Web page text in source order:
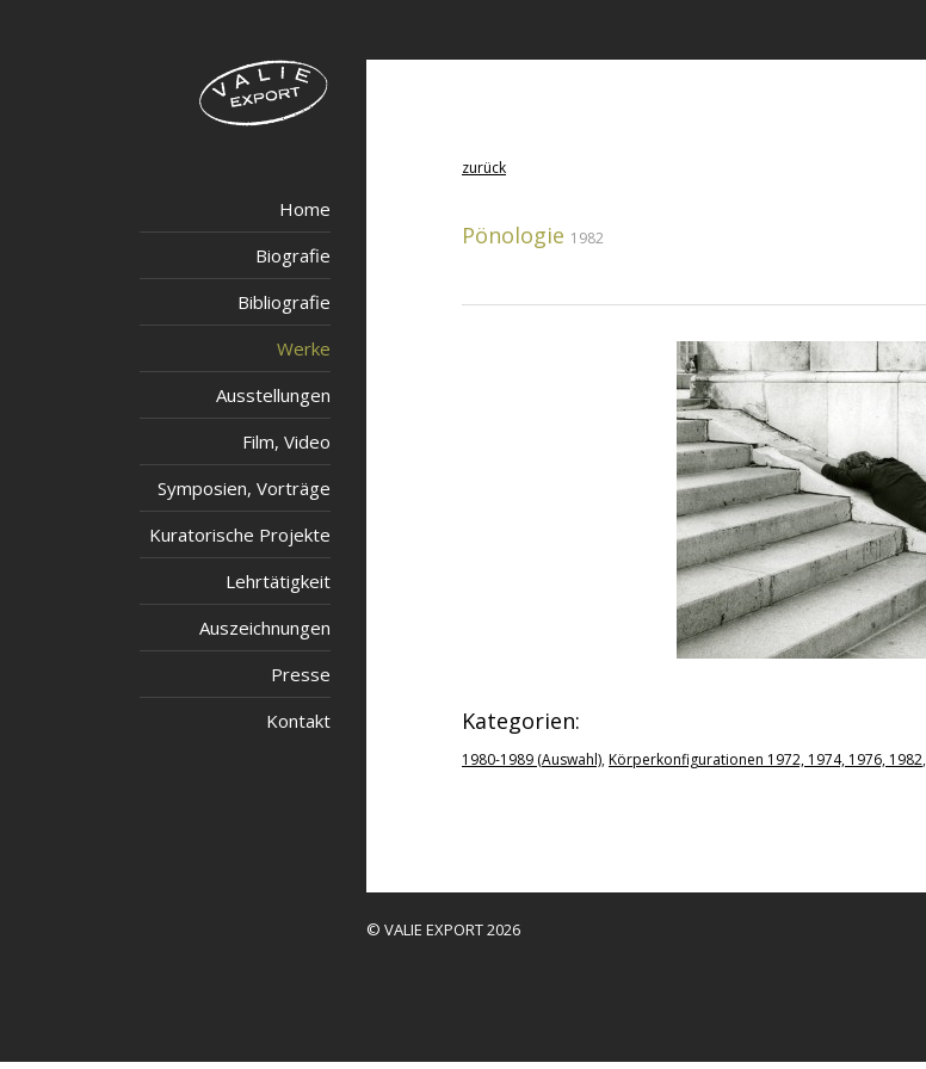
Home
Biografie
Bibliografie
Werke
Ausstellungen
Film, Video
Symposien, Vorträge
Kuratorische Projekte
Lehrtätigkeit
Auszeichnungen
Presse
Kontakt
zurück
Pönologie 1982
Kategorien:
1980-1989 (Auswahl), Körperkonfigurationen 1972, 1974, 1976, 1982,
© VALIE EXPORT 2026